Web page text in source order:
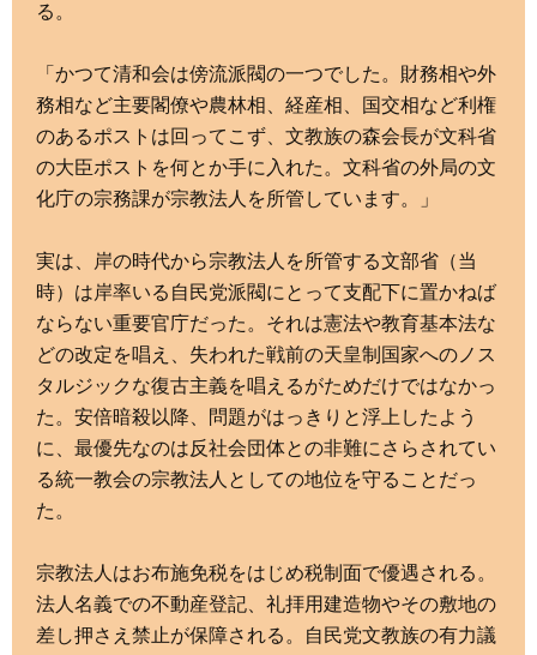
る。
「かつて清和会は傍流派閥の一つでした。財務相や外
務相など主要閣僚や農林相、経産相、国交相など利権
のあるポストは回ってこず、文教族の森会長が文科省
の大臣ポストを何とか手に入れた。文科省の外局の文
化庁の宗務課が宗教法人を所管しています。」
実は、岸の時代から宗教法人を所管する文部省（当
時）は岸率いる自民党派閥にとって支配下に置かねば
ならない重要官庁だった。それは憲法や教育基本法な
どの改定を唱え、失われた戦前の天皇制国家へのノス
タルジックな復古主義を唱えるがためだけではなかっ
た。安倍暗殺以降、問題がはっきりと浮上したよう
に、最優先なのは反社会団体との非難にさらされてい
る統一教会の宗教法人としての地位を守ることだっ
た。
宗教法人はお布施免税をはじめ税制面で優遇される。
法人名義での不動産登記、礼拝用建造物やその敷地の
差し押さえ禁止が保障される。自民党文教族の有力議